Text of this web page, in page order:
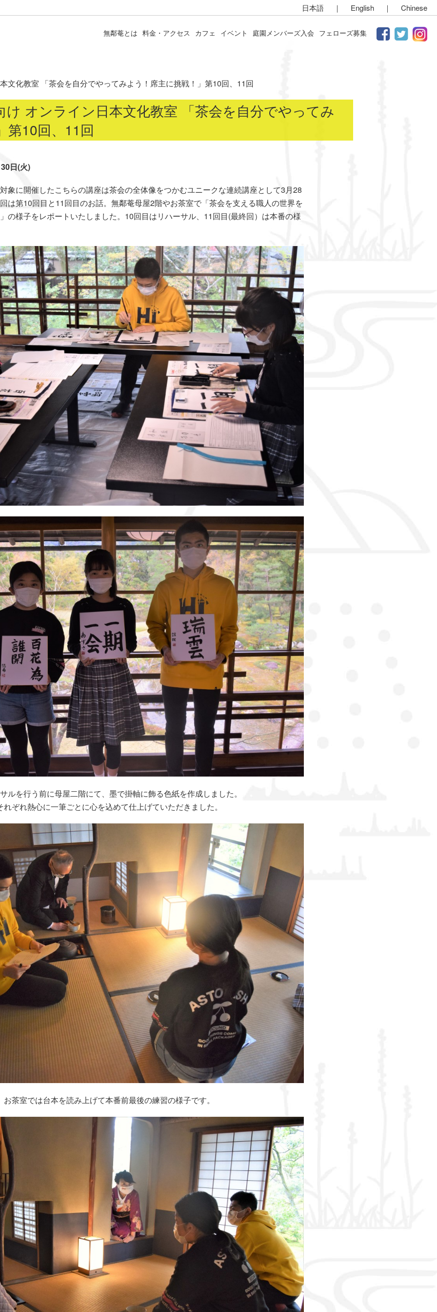
日本語 ｜ English ｜ Chinese
無鄰菴とは 料金・アクセス カフェ イベント 庭園メンバーズ入会 フェローズ募集
文化教室 「茶会を自分でやってみよう！席主に挑戦！」第10回、11回
け オンライン日本文化教室 「茶会を自分でやってみ
第10回、11回
日(火)
象に開催したこちらの講座は茶会の全体像をつかむユニークな連続講座として3月28
は第10回目と11回目のお話。無鄰菴母屋2階やお茶室で「茶会を支える職人の世界を
の様子をレポートいたしました。10回目はリハーサル、11回目(最終回）は本番の様
ルを行う前に母屋二階にて、墨で掛軸に飾る色紙を作成しました。
れぞれ熱心に一筆ごとに心を込めて仕上げていただきました。
お茶室では台本を読み上げて本番前最後の練習の様子です。